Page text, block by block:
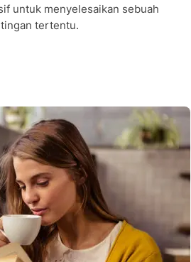
untuk menyelesaikan sebuah
tertentu.